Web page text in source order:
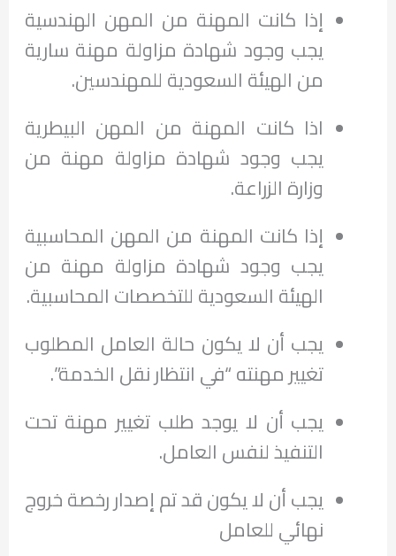
إذا كانت المهنة من المهن الهندسية
يجب وجود شهادة مزاولة مهنة سارية
من الهيئة السعودية للمهندسين.
اذا كانت المهنة من المهن البيطرية
يجب وجود شهادة مزاولة مهنة من
وزارة الزراعة.
إذا كانت المهنة من المهن المحاسبية
يجب وجود شهادة مزاولة مهنة من
الهيئة السعودية للتخصصات المحاسبية.
يجب أن لا يكون حالة العامل المطلوب
تغيير مهنته “في انتظار نقل الخدمة”.
يجب أن لا يوجد طلب تغيير مهنة تحت
التنفيذ لنفس العامل.
يجب أن لا يكون قد تم إصدار رخصة خروج
نهائي للعامل